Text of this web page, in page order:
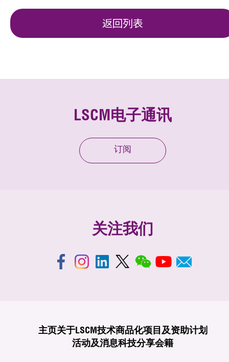
返回列表
LSCM电子通讯
订阅
关注我们
主页关于LSCM技术商品化项目及资助计划
活动及消息科技分享会籍